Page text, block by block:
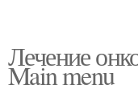
Лечение
Main menu